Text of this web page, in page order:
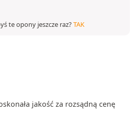
te opony jeszcze raz?TAK
jakość za rozsądną cenę